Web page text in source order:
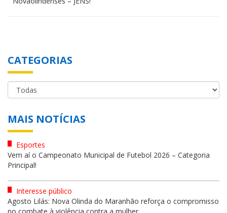
CATEGORIAS
MAIS NOTÍCIAS
Esportes
Vem aí o Campeonato Municipal de Futebol 2026 – Categoria
Principal!
Interesse público
Agosto Lilás: Nova Olinda do Maranhão reforça o compromisso
no combate à violência contra a mulher